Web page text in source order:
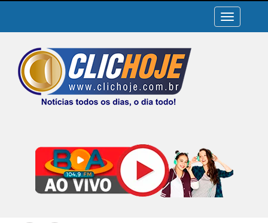
Toggle
navigation